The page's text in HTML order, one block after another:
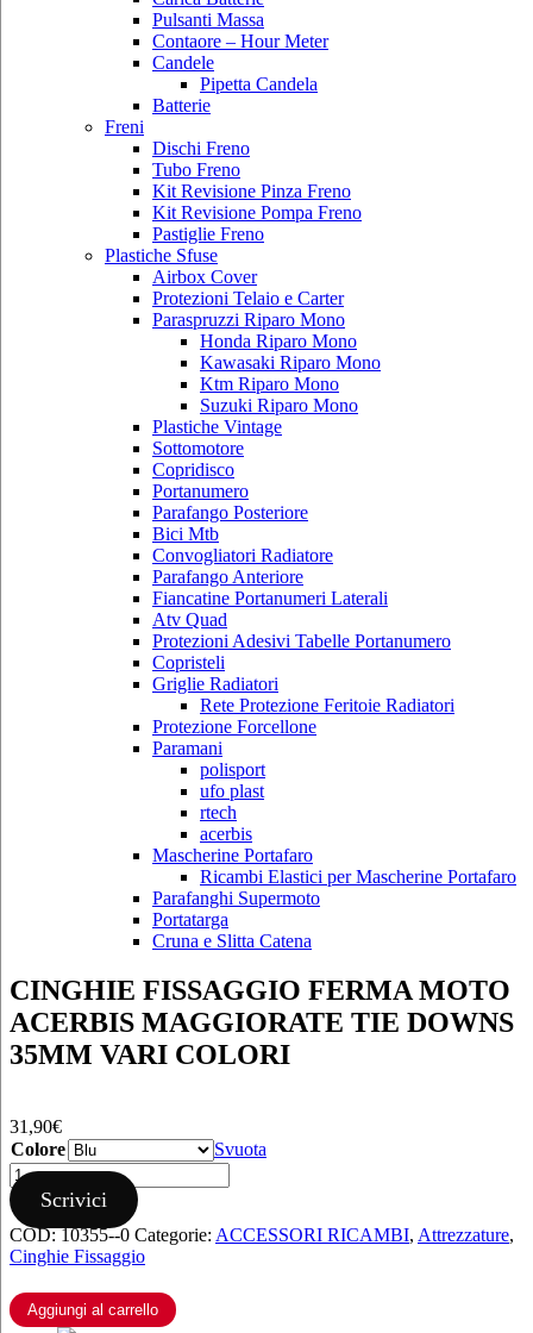
Pulsanti Massa
Contaore – Hour Meter
Candele
Pipetta Candela
Batterie
Freni
Dischi Freno
Tubo Freno
Kit Revisione Pinza Freno
Kit Revisione Pompa Freno
Pastiglie Freno
Plastiche Sfuse
Airbox Cover
Protezioni Telaio e Carter
Paraspruzzi Riparo Mono
Honda Riparo Mono
Kawasaki Riparo Mono
Ktm Riparo Mono
Suzuki Riparo Mono
Plastiche Vintage
Sottomotore
Copridisco
Portanumero
Parafango Posteriore
Bici Mtb
Convogliatori Radiatore
Parafango Anteriore
Fiancatine Portanumeri Laterali
Atv Quad
Protezioni Adesivi Tabelle Portanumero
Copristeli
Griglie Radiatori
Rete Protezione Feritoie Radiatori
Protezione Forcellone
Paramani
polisport
ufo plast
rtech
acerbis
Mascherine Portafaro
Ricambi Elastici per Mascherine Portafaro
Parafanghi Supermoto
Portatarga
Cruna e Slitta Catena
CINGHIE FISSAGGIO FERMA MOTO
ACERBIS MAGGIORATE TIE DOWNS
35MM VARI COLORI
31,90€
Colore
Svuota
CINGHIE
FISSAGGIO
FERMA
MOTO
ACERBIS
TIE
DOWNS
Scrivici
COD:10355--0 Categorie: ACCESSORI RICAMBI, Attrezzature,
Cinghie Fissaggio
Aggiungi al carrello